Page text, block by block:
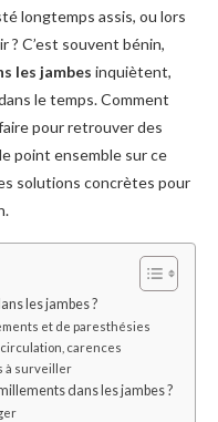
longtemps assis, ou lors
? C’est souvent bénin,
les jambes inquiètent,
le temps. Comment
pour retrouver des
point ensemble sur ce
solutions concrètes pour
les jambes ?
et de paresthésies
carences
à surveiller
dans les jambes ?